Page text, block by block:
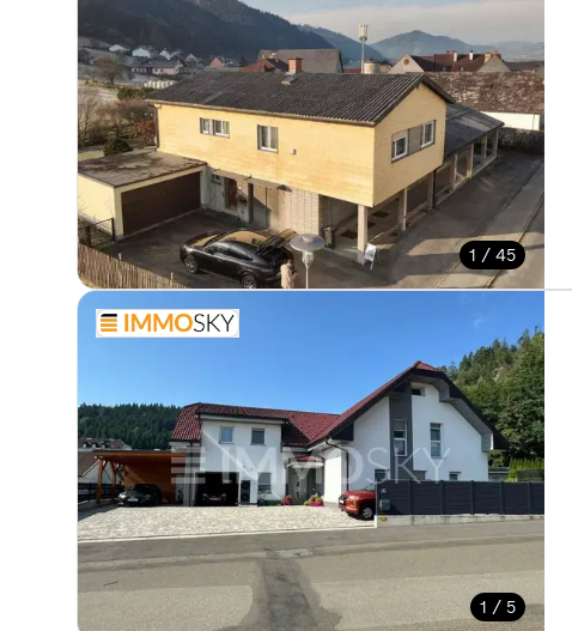
1 / 45
1 / 5